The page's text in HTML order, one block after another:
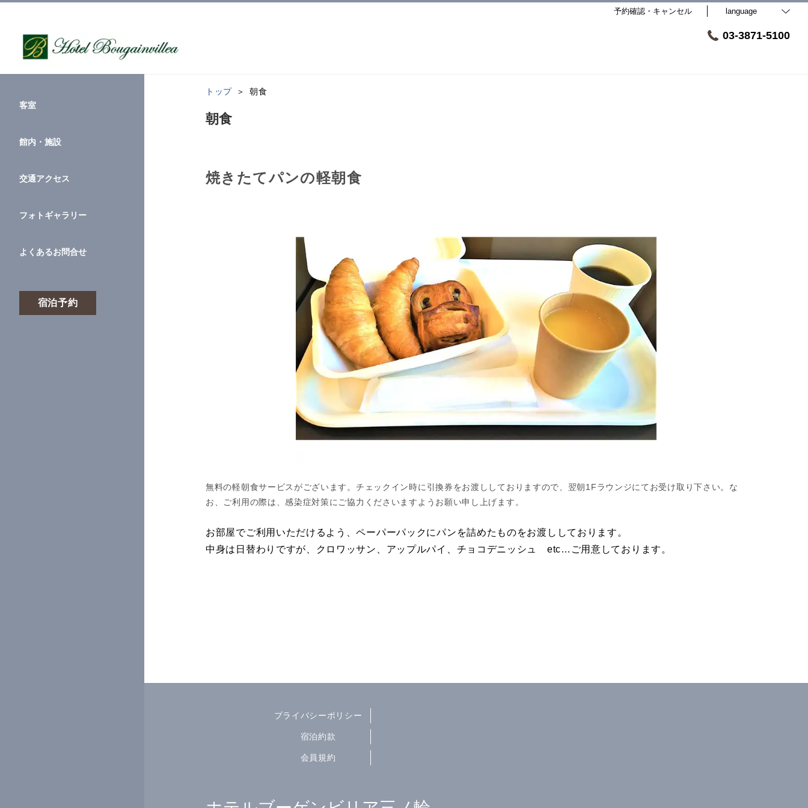
予約確認・キャンセル language
03-3871-5100
客室
館内・施設
交通アクセス
フォトギャラリー
よくあるお問合せ
宿泊予約
トップ 朝食
朝食
焼きたてパンの軽朝食
無料の軽朝食サービスがございます。チェックイン時に引換券をお渡ししておりますので、翌朝1Fラウンジにてお受け取り下さい。な
お、ご利用の際は、感染症対策にご協力くださいますようお願い申し上げます。
お部屋でご利用いただけるよう、ペーパーパックにパンを詰めたものをお渡ししております。
中身は日替わりですが、クロワッサン、アップルパイ、チョコデニッシュ etc…ご用意しております。
プライバシーポリシー
宿泊約款
会員規約